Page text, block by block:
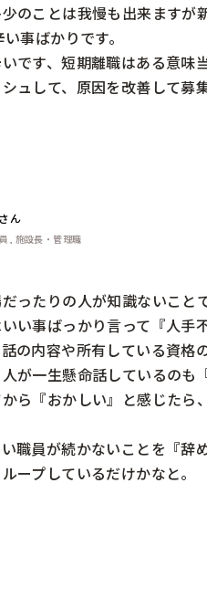
のことは我慢も出来ます
事ばかりです。
です、短期離職はある意味
ュして、原因を改善して募
ん
, 施設長・管理職
ったりの人が知識ないこと
い事ばっかり言って『人手
の内容や所有している資
が一生懸命話しているのも
ら『おかしい』と感じた
職員が続かないことを『
ープしているだけかなと。